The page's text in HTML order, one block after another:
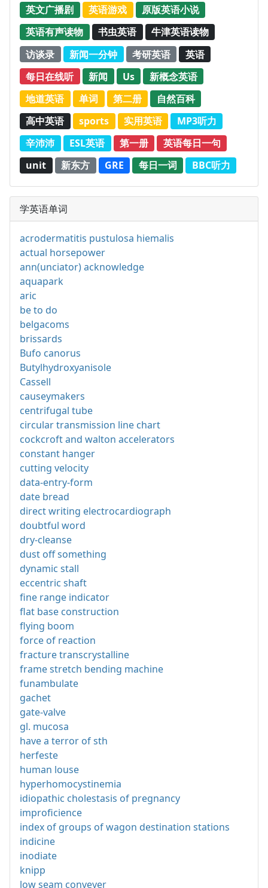
英文广播剧
英语游戏
原版英语小说
英语有声读物
书虫英语
牛津英语读物
访谈录
新闻一分钟 考研英语
英语
每日在线听
新闻 Us
新概念英语
地道英语
单词 第二册
自然百科
高中英语
sports 实用英语
MP3听力
辛沛沛
ESL英语 第一册
英语每日一句
unit
新东方 GRE 每日一词 BBC听力
学英语单词
acrodermatitis pustulosa hiemalis
actual horsepower
ann(unciator) acknowledge
aquapark
aric
be to do
belgacoms
brissards
Bufo canorus
Butylhydroxyanisole
Cassell
causeymakers
centrifugal tube
circular transmission line chart
cockcroft and walton accelerators
constant hanger
cutting velocity
data-entry-form
date bread
direct writing electrocardiograph
doubtful word
dry-cleanse
dust off something
dynamic stall
eccentric shaft
fine range indicator
flat base construction
flying boom
force of reaction
fracture transcrystalline
frame stretch bending machine
funambulate
gachet
gate-valve
gl. mucosa
have a terror of sth
herfeste
human louse
hyperhomocystinemia
idiopathic cholestasis of pregnancy
improficience
index of groups of wagon destination stations
indicine
inodiate
knipp
low seam conveyer